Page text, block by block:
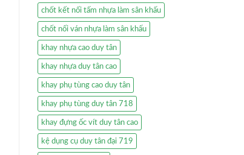
chốt kết nối tấm nhựa làm sân khấu
chốt nối ván nhựa làm sân khấu
khay nhựa cao duy tân
khay nhựa duy tân cao
khay phụ tùng cao duy tân
khay phụ tùng duy tân 718
khay đựng ốc vít duy tân cao
kệ dụng cụ duy tân đại 719